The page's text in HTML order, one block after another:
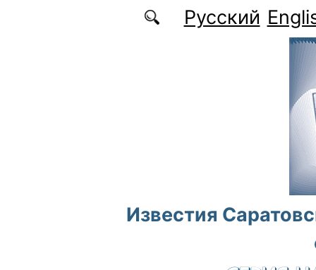
Перейти к основному содержаниюРусский
Известия